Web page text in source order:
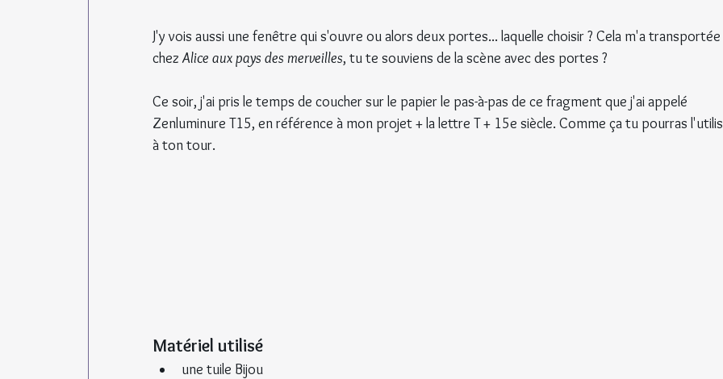
J'y vois aussi une fenêtre qui s'ouvre ou alors deux portes... laquelle choisir ? Cela m'a transportée
chez Alice aux pays des merveilles, tu te souviens de la scène avec des portes ?
Ce soir, j'ai pris le temps de coucher sur le papier le pas-à-pas de ce fragment que j'ai appelé
Zenluminure T15, en référence à mon projet + la lettre T + 15e siècle. Comme ça tu pourras
à ton tour.
Matériel utilisé
une tuile Bijou